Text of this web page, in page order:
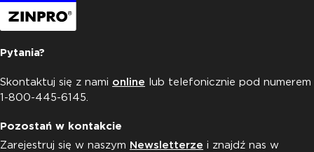
Pytania?
Skontaktuj się z nami online lub telefonicznie pod numerem
1-800-445-6145.
Pozostań w kontakcie
Zarejestruj się w naszym Newsletterze i znajdź nas w